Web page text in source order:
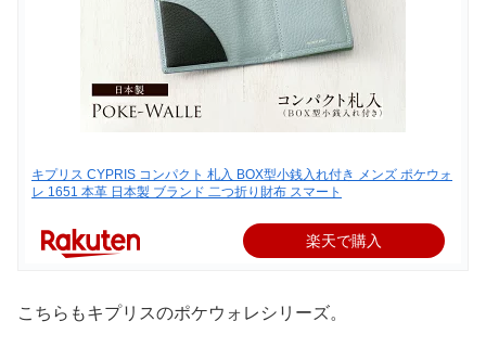
キプリス CYPRIS コンパクト 札入 BOX型小銭入れ付き メンズ ポケウォ
レ 1651 本革 日本製 ブランド 二つ折り財布 スマート
楽天で購入
こちらもキプリスのポケウォレシリーズ。